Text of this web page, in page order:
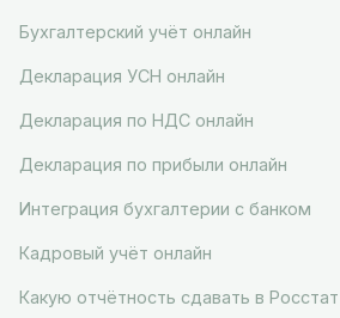
Бухгалтерский учёт онлайн
Декларация УСН онлайн
Декларация по НДС онлайн
Декларация по прибыли онлайн
Интеграция бухгалтерии с банком
Кадровый учёт онлайн
Какую отчётность сдавать в Росстат